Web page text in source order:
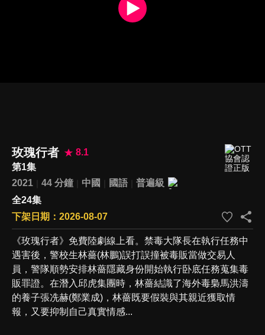
玫瑰行者
8.1
第1集
2021
44 分鐘 中國 國語
普遍級
全24集
下架日期：2026-08-07
《玫瑰行者》免費陸劇線上看。禁毒大隊長在執行任務中
遇害後，警校生林薔(林鵬)誤打誤撞被毒販當做交易人
員，警隊順勢安排林薔隱藏身份開始執行卧底任務蒐集毒
販罪證。在潛入邱虎集團時，林薔結識了海外毒梟馬洪濤
的養子張冼赫(鄭業成)，林薔既要假裝與其親近獲取情
報，又要抑制自己真實情感...